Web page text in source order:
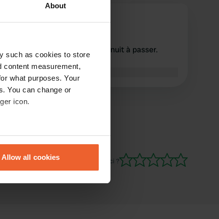
About
such as cookies to store
content measurement,
what purposes. Your
You can change or
icon.
meters
Allow all cookies
C Campert16
Endroit simple, bon pour une nuit à passer.
Afficher l'original
Es-tu déjà venu ici ?